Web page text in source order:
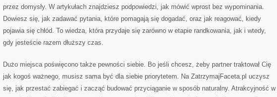
przez domysły. W artykułach znajdziesz podpowiedzi, jak mówić wprost bez wypominania.
Dowiesz się, jak zadawać pytania, które pomagają się dogadać, oraz jak reagować, kiedy
pojawia się chłód. To wiedza, która przydaje się zarówno w etapie randkowania, jak i wtedy,
gdy jesteście razem dłuższy czas.
Dużo miejsca poświęcono także pewności siebie. Bo jeśli chcesz, żeby partner traktował Cię
jak kogoś ważnego, musisz sama być dla siebie priorytetem. Na ZatrzymajFaceta.pl uczysz
się, jak przestać zabiegać i zacząć budować przyciąganie w sposób naturalny. Atrakcyjność w